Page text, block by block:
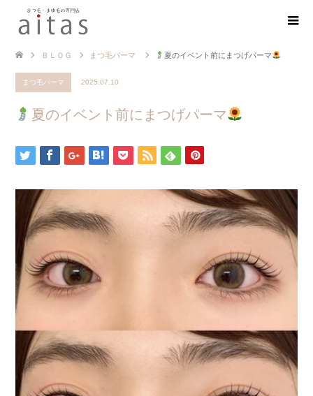
ＢＬＯＧ まつ毛パーマ 夏のイベント前にまつげパーマ
まつ毛パーマ 2025.07.10
夏のイベント前にまつげパーマ